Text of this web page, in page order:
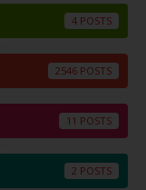
4
2546
11
2